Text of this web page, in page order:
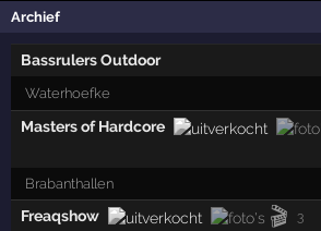
Archief
Bassrulers Outdoor
Waterhoefke
Masters of Hardcore
Brabanthallen
Freaqshow 🎬 3